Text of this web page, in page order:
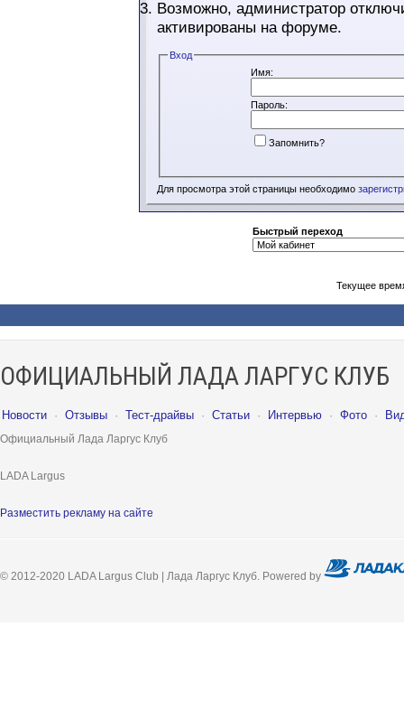
Возможно, администратор
активированы на форуме.
Вход
Имя:
Пароль:
Запомнить?
Для просмотра этой страницы необходимо
Быстрый переход
Текущее
ОФИЦИАЛЬНЫЙ ЛАДА ЛАРГУС КЛУБ
Новости · Отзывы · Тест-драйвы · Статьи · Интервью · Фото ·
Официальный Лада Ларгус Клуб
LADA Largus
Разместить рекламу на сайте
© 2012-2020 LADA Largus Club | Лада Ларгус Клуб. Powered by